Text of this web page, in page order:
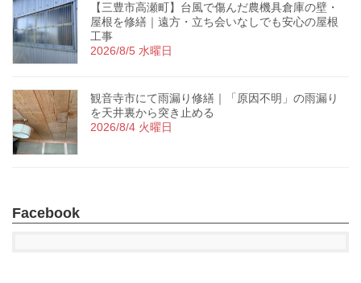
【三豊市高瀬町】台風で傷んだ農機具倉庫の壁・
屋根を修繕｜遠方・立ち会いなしでも安心の屋根
工事
2026/8/5 水曜日
観音寺市にて雨漏り修繕｜「原因不明」の雨漏り
を天井裏から突き止める
2026/8/4 火曜日
Facebook